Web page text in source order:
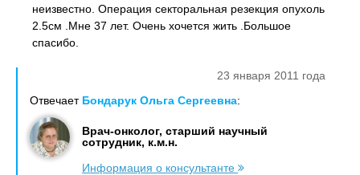
неизвестно. Операция секторальная резекция опухоль
2.5см .Мне 37 лет. Очень хочется жить .Большое
спасибо.
23 января 2011 года
Отвечает Бондарук Ольга Сергеевна:
Врач-онколог, старший научный
сотрудник, к.м.н.
Информация о консультанте